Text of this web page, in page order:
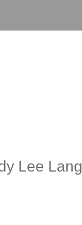
Lee Lang